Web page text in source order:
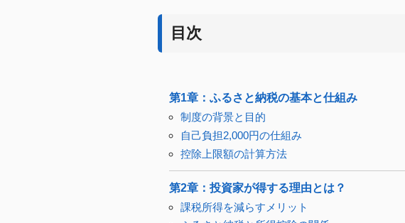
目次
第1章：ふるさと納税の基本と仕組み
制度の背景と目的
自己負担2,000円の仕組み
控除上限額の計算方法
第2章：投資家が得する理由とは？
課税所得を減らすメリット